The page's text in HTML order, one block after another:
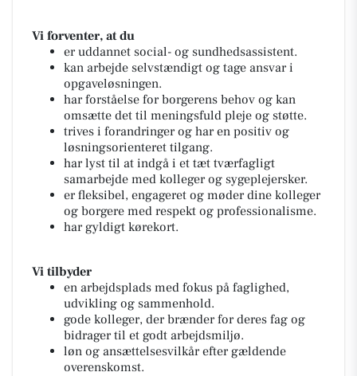
Vi forventer, at du
er uddannet social- og sundhedsassistent.
kan arbejde selvstændigt og tage ansvar i
opgaveløsningen.
har forståelse for borgerens behov og kan
omsætte det til meningsfuld pleje og støtte.
trives i forandringer og har en positiv og
løsningsorienteret tilgang.
har lyst til at indgå i et tæt tværfagligt
samarbejde med kolleger og sygeplejersker.
er fleksibel, engageret og møder dine kolleger
og borgere med respekt og professionalisme.
har gyldigt kørekort.
Vi tilbyder
en arbejdsplads med fokus på faglighed,
udvikling og sammenhold.
gode kolleger, der brænder for deres fag og
bidrager til et godt arbejdsmiljø.
løn og ansættelsesvilkår efter gældende
overenskomst.